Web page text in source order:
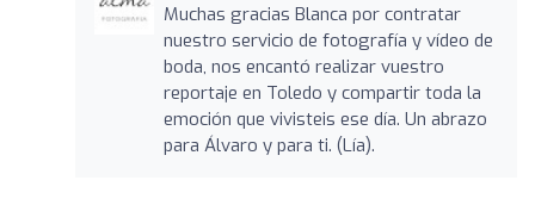
Muchas gracias Blanca por contratar
nuestro servicio de fotografía y vídeo de
boda, nos encantó realizar vuestro
reportaje en Toledo y compartir toda la
emoción que vivisteis ese día. Un abrazo
para Álvaro y para ti. (Lía).